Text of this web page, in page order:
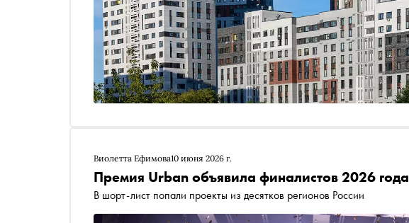
Виолетта Ефимова10 июня 2026 г.
Премия Urban объявила финалистов 2026 года
В шорт-лист попали проекты из десятков регионов России